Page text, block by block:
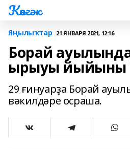
Көнгәк
Яңылыҡтар 21 ЯНВАРЯ 2021, 12:16
Борай
ырыуы йыйыны
29 ғинуарҙа Борай
вәкилдәре осраша.